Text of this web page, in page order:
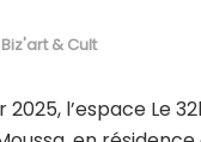
Biz'art & Cult
2025, l’espace Le